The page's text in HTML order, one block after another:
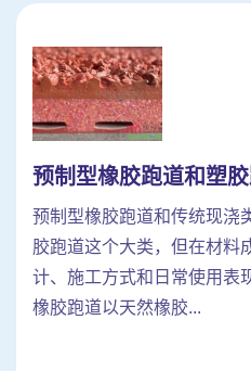
预制型橡胶跑道和塑
预制型橡胶跑道和传统现浇
胶跑道这个大类，但在材料
计、施工方式和日常使用表
橡胶跑道以天然橡胶...